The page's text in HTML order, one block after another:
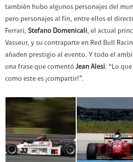
también hubo algunos personajes del
pero personajes al fin, entre ellos el
Ferrari, Stefano Domenicali, el actual
Vasseur, y su contraparte en Red Bull
añaden prestigio al evento. Y todo el
una frase que comentó Jean Alesi: “Lo
como este es ¡compartir!”.